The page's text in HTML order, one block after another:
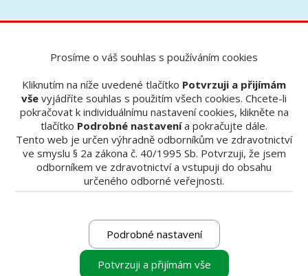
Jarní / letní akce firmy VOCO
Jarní / letní akce firmy VOCO
1 2 3 4
Kontakty na prodejce:
Prosíme o váš souhlas s používáním cookies
Kliknutím na níže uvedené tlačítko Potvrzuji a přijímám
vše vyjádříte souhlas s použitím všech cookies. Chcete-li
pokračovat k individuálnímu nastavení cookies, klikněte na
tlačítko Podrobné nastavenía pokračujte dále.
Tento web je určen výhradně odborníkům ve zdravotnictví
ve smyslu § 2a zákona č. 40/1995 Sb. Potvrzuji, že jsem
odborníkem ve zdravotnictví a vstupuji do obsahu
určeného odborné veřejnosti.
Podrobné nastavení
Potvrzuji a přijímám vše